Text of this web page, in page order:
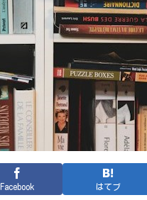
Facebook はてブ